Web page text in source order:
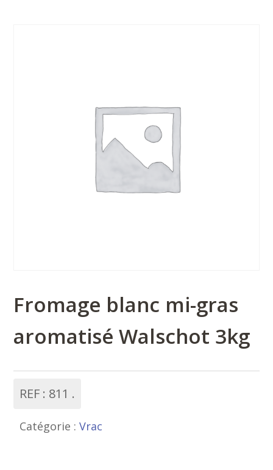
Fromage blanc mi-gras
aromatisé Walschot 3kg
REF : 811
Catégorie :Vrac